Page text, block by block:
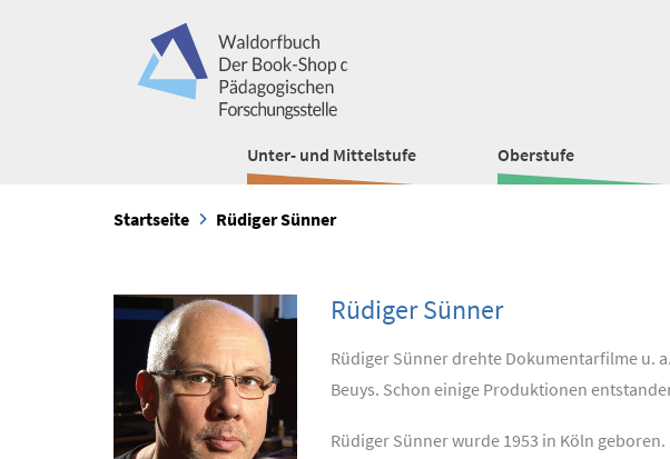
Unter- und Mittelstufe Oberstufe
Startseite Rüdiger Sünner
Rüdiger Sünner
Rüdiger Sünner drehte Dokumentarfilme u.
Beuys. Schon einige Produktionen
Rüdiger Sünner wurde 1953 in Köln